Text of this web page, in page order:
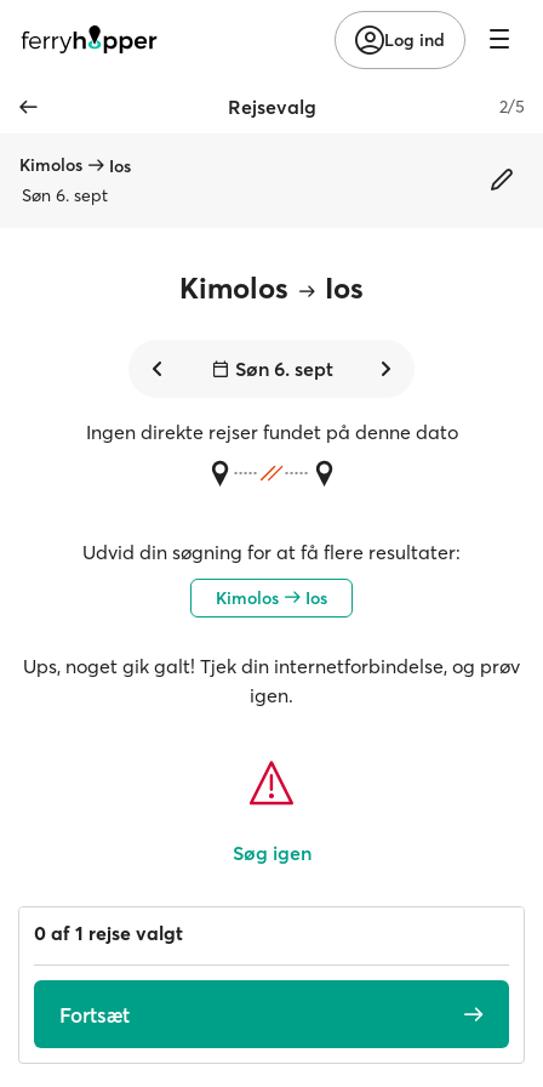
Log ind
Rejsevalg 2/5
Kimolos
Ios
Søn 6. sept
Kimolos Ios
Søn 6. sept
Ingen direkte rejser fundet på denne dato
Udvid din søgning for at få flere resultater:
Kimolos Ios
Ups, noget gik galt! Tjek din internetforbindelse, og prøv
igen.
Søg igen
0 af 1 rejse valgt
Fortsæt